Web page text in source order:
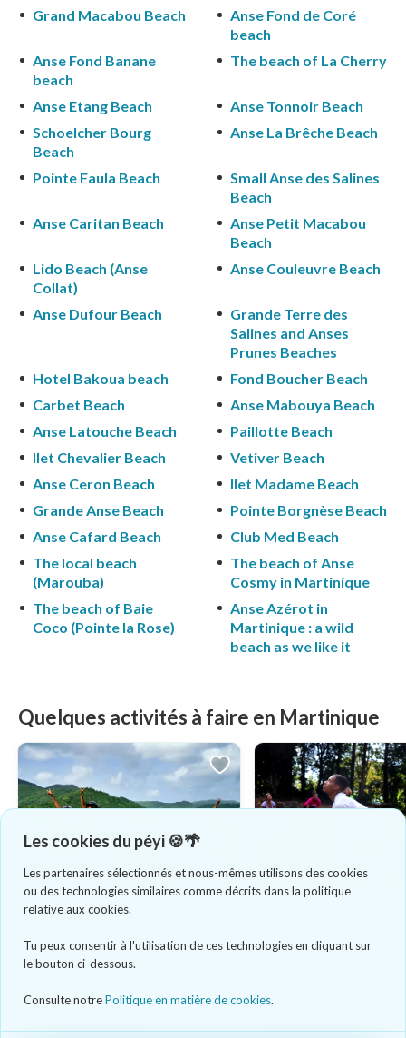
Les cookies du péyi 🍪🌴
Les partenaires sélectionnés et nous-mêmes utilisons des cookies
ou des technologies similaires comme décrits dans la politique
relative aux cookies.
Tu peux consentir à l'utilisation de ces technologies en cliquant sur
le bouton ci-dessous.
Consulte notrePolitique en matière de cookies.
Grand Macabou Beach
Anse Fond de Coré
beach
Anse Fond Banane
beach
The beach of La Cherry
Anse Etang Beach
Anse Tonnoir Beach
Schoelcher Bourg
Beach
Anse La Brêche Beach
Pointe Faula Beach
Small Anse des Salines
Beach
Anse Caritan Beach
Anse Petit Macabou
Beach
Lido Beach (Anse
Collat)
Anse Couleuvre Beach
Anse Dufour Beach
Grande Terre des
Salines and Anses
Prunes Beaches
Hotel Bakoua beach
Fond Boucher Beach
Carbet Beach
Anse Mabouya Beach
Anse Latouche Beach
Paillotte Beach
Ilet Chevalier Beach
Vetiver Beach
Anse Ceron Beach
Ilet Madame Beach
Grande Anse Beach
Pointe Borgnèse Beach
Anse Cafard Beach
Club Med Beach
The local beach
(Marouba)
The beach of Anse
Cosmy in Martinique
The beach of Baie
Coco (Pointe la Rose)
Anse Azérot in
Martinique : a wild
beach as we like it
Quelques activités à faire en Martinique
5.0 (4) QUAD
hors des sentiers
70 €/adulte - dure 1h30